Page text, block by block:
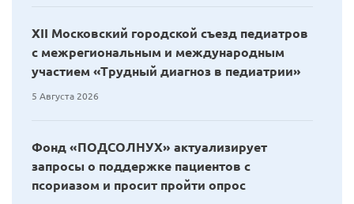
XII Московский городской съезд педиатров
с межрегиональным и международным
участием «Трудный диагноз в педиатрии»
5 Августа 2026
Фонд «ПОДСОЛНУХ» актуализирует
запросы о поддержке пациентов с
псориазом и просит пройти опрос